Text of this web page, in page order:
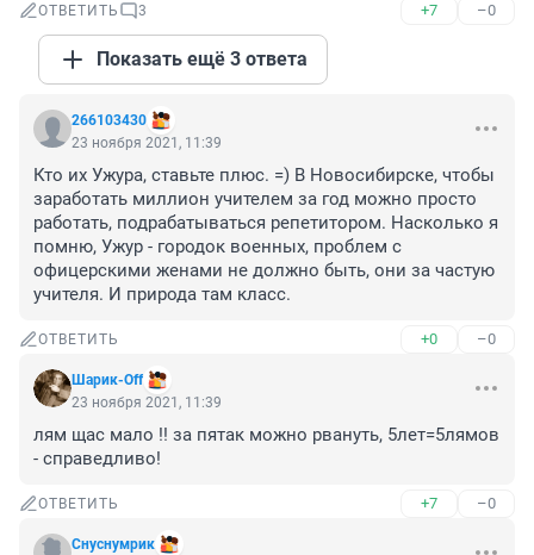
ОТВЕТИТЬ 3 +7 –0
Показать ещё 3 ответа
266103430
23 ноября 2021, 11:39
Кто их Ужура, ставьте плюс. =) В Новосибирске, чтобы
заработать миллион учителем за год можно просто
работать, подрабатываться репетитором. Насколько я
помню, Ужур - городок военных, проблем с
офицерскими женами не должно быть, они за частую
учителя. И природа там класс.
ОТВЕТИТЬ +0 –0
Шарик-Off
23 ноября 2021, 11:39
лям щас мало !! за пятак можно рвануть, 5лет=5лямов
- справедливо!
ОТВЕТИТЬ +7 –0
Снуснумрик